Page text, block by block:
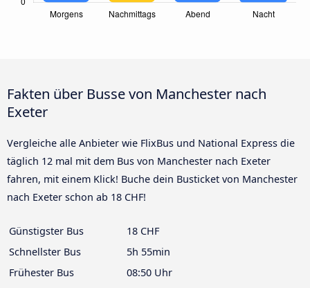
Fakten über Busse von Manchester nach
Exeter
Vergleiche alle Anbieter wie FlixBus und National Express die
täglich 12 mal mit dem Bus von Manchester nach Exeter
fahren, mit einem Klick! Buche dein Busticket von Manchester
nach Exeter schon ab 18 CHF!
Günstigster Bus
18 CHF
Schnellster Bus
5h 55min
Frühester Bus
08:50 Uhr